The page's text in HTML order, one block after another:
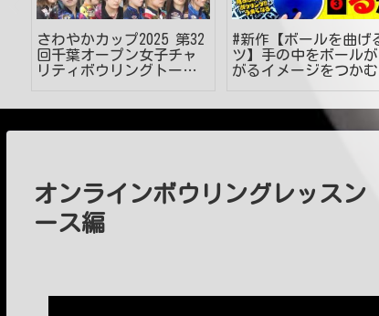
さわやかカップ2025 第32
回千葉オープン女子チャ
リティボウリングトーナ
#新作【ボールを曲げ
ツ】手の中をボール
がるイメージをつか
オンラインボウリングレッス
ース編